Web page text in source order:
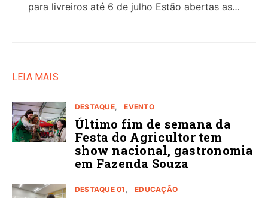
para livreiros até 6 de julho Estão abertas as…
LEIA MAIS
DESTAQUE EVENTO
Último fim de semana da
Festa do Agricultor tem
show nacional, gastronomia
em Fazenda Souza
DESTAQUE 01 EDUCAÇÃO